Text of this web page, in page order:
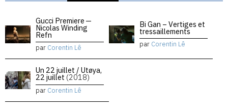
Gucci Premiere —
Nicolas Winding
Refn
par Corentin Lê
Bi Gan – Vertiges et
tressaillements
par Corentin Lê
Un 22 juillet / Utøya,
22 juillet (2018)
par Corentin Lê